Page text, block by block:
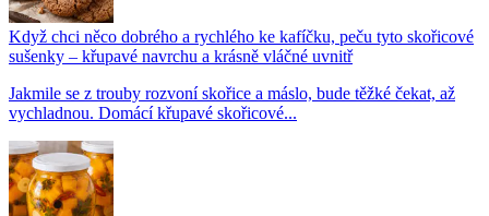
Když chci něco dobrého a rychlého ke kafíčku, peču tyto skořicové
sušenky – křupavé navrchu a krásně vláčné uvnitř
Jakmile se z trouby rozvoní skořice a máslo, bude těžké čekat, až
vychladnou. Domácí křupavé skořicové...